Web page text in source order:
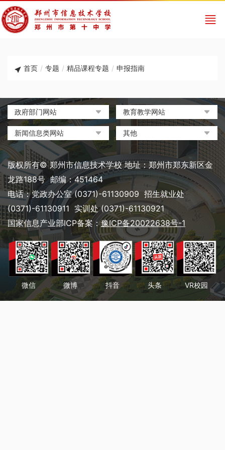
首页 / 专题 / 精品课程专题 / 申报指南
政府部门网站
中国政府网
河南省人民政府
郑州市人民政府
教育教学网站
教育部政府门户网站
中国职业教育与成人教育网
河南省教育厅
河南省职业教育与成人教育
网
郑州市教育局政务网
郑州教育信息网
新闻信息类网站
环球网
凤凰网
搜狐
网易
新浪
其他
中央电化教育馆
中国教育和科研计算机网
电脑报
大象网|河南网络广播电视台
版权所有© 郑州市信息技术学校 地址：郑州市郑东新区金
龙路188号 邮编：451464
电话：党政办公室 (0371)-61130909 招生就业处
(0371)-61130911 实训处 (0371)-61130921
国家信息产业部ICP备案：豫ICP备20022638号-1
微信 微博 抖音 头条 VR校园